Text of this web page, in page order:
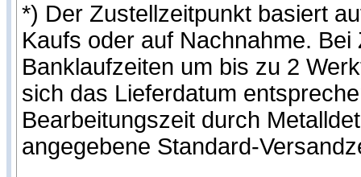
*) Der Zustellzeitpunkt basiert
Kaufs oder auf Nachnahme.
Banklaufzeiten um bis zu 2
sich das Lieferdatum
Bearbeitungszeit durch
angegebene Standard-